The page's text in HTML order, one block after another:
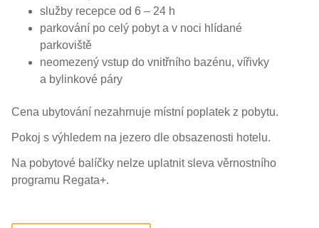
služby recepce od 6 – 24 h
parkování po celý pobyt a v noci hlídané
parkoviště
neomezený vstup do vnitřního bazénu, vířivky
a bylinkové páry
Cena ubytování nezahrnuje místní poplatek z pobytu.
Pokoj s výhledem na jezero dle obsazenosti hotelu.
Na pobytové balíčky nelze uplatnit sleva věrnostního
programu Regata+.